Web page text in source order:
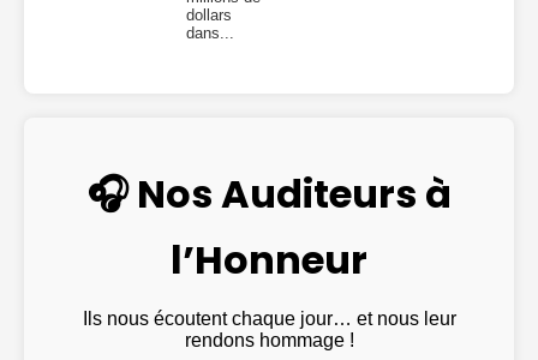
dollars
dans...
🎧 Nos Auditeurs à
l’Honneur
Ils nous écoutent chaque jour… et nous leur
rendons hommage !